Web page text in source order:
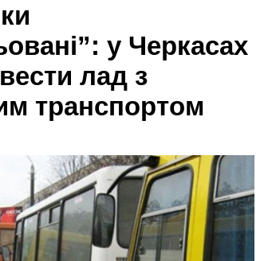
у Черкасах
лад з
транспортом